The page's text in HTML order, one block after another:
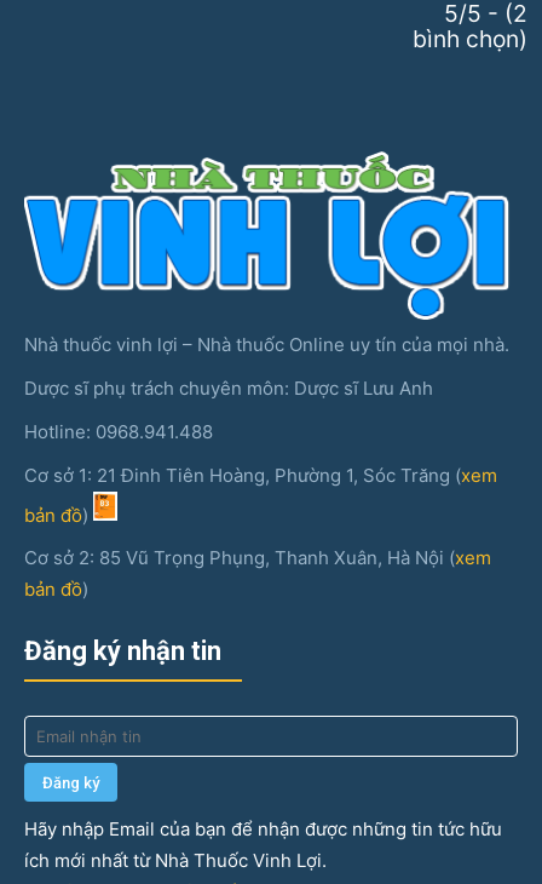
5/5 - (2
bình chọn)
Nhà thuốc vinh lợi – Nhà thuốc Online uy tín của mọi nhà.
Dược sĩ phụ trách chuyên môn: Dược sĩ Lưu Anh
Hotline: 0968.941.488
Cơ sở 1: 21 Đinh Tiên Hoàng, Phường 1, Sóc Trăng (xem
bản đồ)
Cơ sở 2: 85 Vũ Trọng Phụng, Thanh Xuân, Hà Nội (xem
bản đồ)
Đăng ký nhận tin
Hãy nhập Email của bạn để nhận được những tin tức hữu
ích mới nhất từ Nhà Thuốc Vinh Lợi.